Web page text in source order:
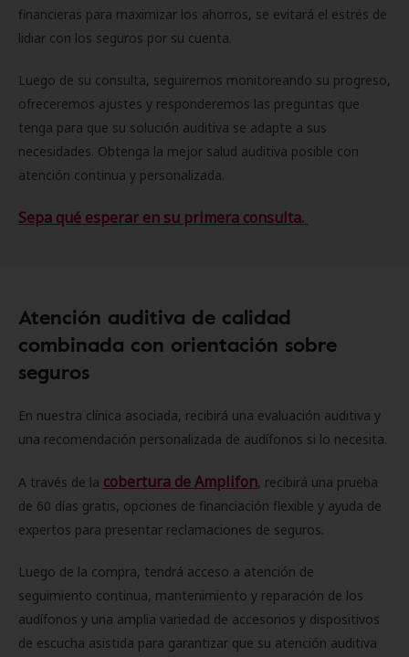
financieras para maximizar los ahorros, se evitará el estrés de
lidiar con los seguros por su cuenta.
Luego de su consulta, seguiremos monitoreando su progreso,
ofreceremos ajustes y responderemos las preguntas que
tenga para que su solución auditiva se adapte a sus
necesidades. Obtenga la mejor salud auditiva posible con
atención continua y personalizada.
Sepa qué esperar en su primera consulta.
Atención auditiva de calidad
combinada con orientación sobre
seguros
En nuestra clínica asociada, recibirá una evaluación auditiva y
una recomendación personalizada de audífonos si lo necesita.
A través de la cobertura de Amplifon, recibirá una prueba
de 60 días gratis, opciones de financiación flexible y ayuda de
expertos para presentar reclamaciones de seguros.
Luego de la compra, tendrá acceso a atención de
seguimiento continua, mantenimiento y reparación de los
audífonos y una amplia variedad de accesorios y dispositivos
de escucha asistida para garantizar que su atención auditiva